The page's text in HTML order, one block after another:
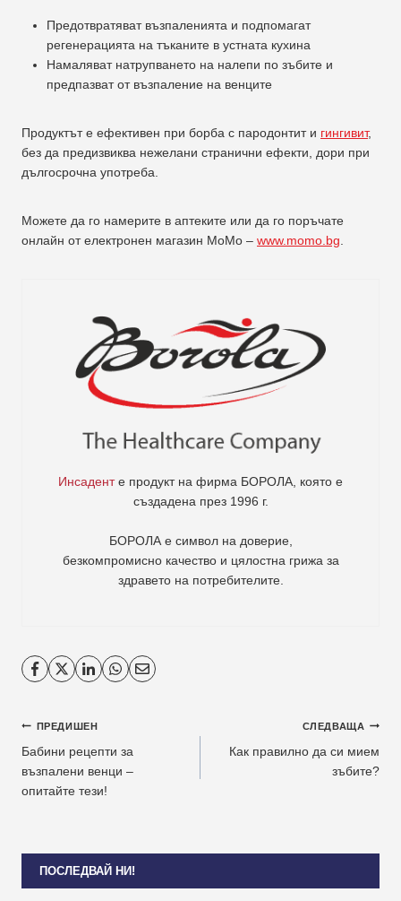
Предотвратяват възпаленията и подпомагат
регенерацията на тъканите в устната кухина
Намаляват натрупването на налепи по зъбите и
предпазват от възпаление на венците
Продуктът е ефективен при борба с пародонтит и гингивит,
без да предизвиква нежелани странични ефекти, дори при
дългосрочна употреба.
Можете да го намерите в аптеките или да го поръчате
онлайн от електронен магазин MoMo – www.momo.bg
Инсаденте продукт на фирма БОРОЛА , която е
създадена през 1996 г.
БОРОЛА е символ на доверие,
безкомпромисно качество и цялостна грижа за
здравето на потребителите.
Навигация
ПРЕДИШЕН
Бабини рецепти за
възпалени венци –
опитайте тези!
СЛЕДВАЩА
Как правилно да си мием
зъбите?
ПОСЛЕДВАЙ НИ!